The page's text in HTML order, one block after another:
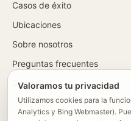
Casos de éxito
Ubicaciones
Sobre nosotros
Preguntas frecuentes
Contacto
Valoramos tu privacidad
Utilizamos cookies para la
Analytics y Bing Webmaster).